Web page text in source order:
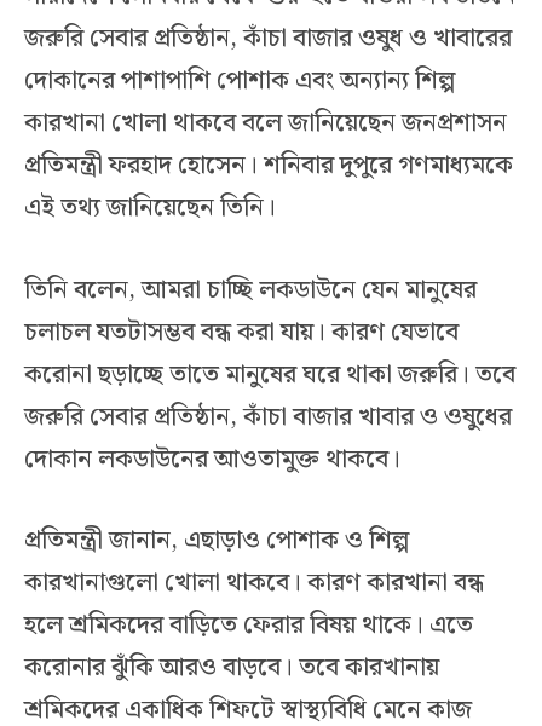
জরুরি সেবার প্রতিষ্ঠান, কাঁচা বাজার ওষুধ ও খাবারের
দোকানের পাশাপাশি পোশাক এবং অন্যান্য শিল্প
কারখানা খোলা থাকবে বলে জানিয়েছেন জনপ্রশাসন
প্রতিমন্ত্রী ফরহাদ হোসেন। শনিবার দুপুরে গণমাধ্যমকে
এই তথ্য জানিয়েছেন তিনি।
তিনি বলেন, আমরা চাচ্ছি লকডাউনে যেন মানুষের
চলাচল যতটাসম্ভব বন্ধ করা যায়। কারণ যেভাবে
করোনা ছড়াচ্ছে তাতে মানুষের ঘরে থাকা জরুরি। তবে
জরুরি সেবার প্রতিষ্ঠান, কাঁচা বাজার খাবার ও ওষুধের
দোকান লকডাউনের আওতামুক্ত থাকবে।
প্রতিমন্ত্রী জানান, এছাড়াও পোশাক ও শিল্প
কারখানাগুলো খোলা থাকবে। কারণ কারখানা বন্ধ
হলে শ্রমিকদের বাড়িতে ফেরার বিষয় থাকে। এতে
করোনার ঝুঁকি আরও বাড়বে। তবে কারখানায়
শ্রমিকদের একাধিক শিফটে স্বাস্থ্যবিধি মেনে কাজ